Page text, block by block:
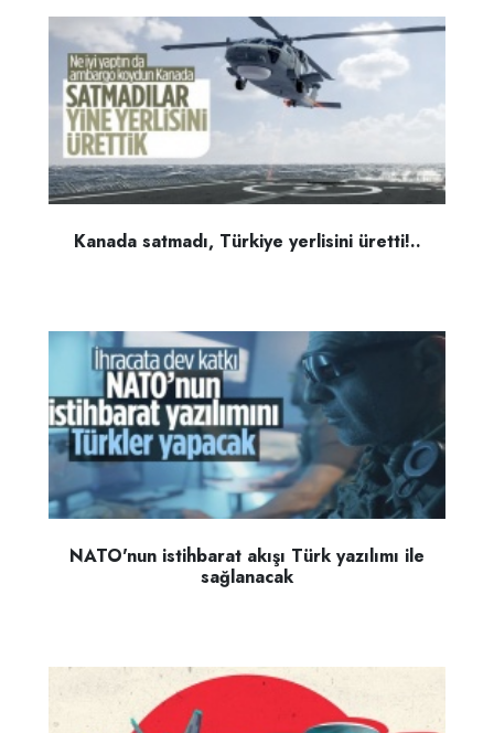
Kanada satmadı, Türkiye yerlisini üretti!..
NATO'nun istihbarat akışı Türk yazılımı ile
sağlanacak